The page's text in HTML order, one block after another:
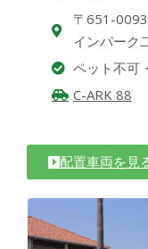
〒651-
インパーク
ペット不可
C-ARK 88
配置車両を見